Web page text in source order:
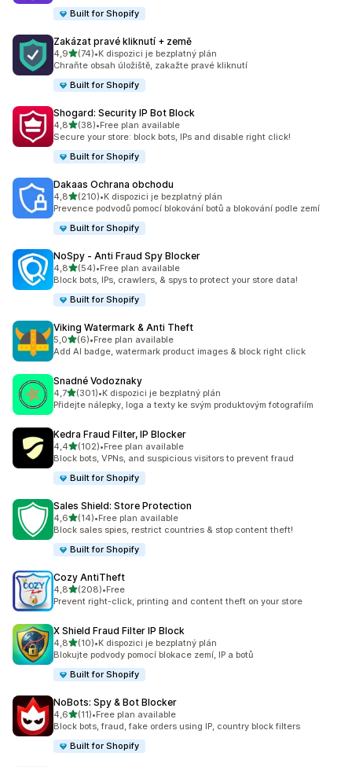
Built for Shopify
Zakázat pravé kliknutí + země
4,9z 5 hvězd
(74)
Celkový počet recenzí: 74
•K dispozici je bezplatný plán
Chraňte obsah úložiště, zakažte pravé kliknutí
Built for Shopify
Shogard: Security IP Bot Block
4,8z 5 hvězd
(38)
Celkový počet recenzí: 38
•Free plan available
Secure your store: block bots, IPs and disable right click!
Built for Shopify
Dakaas Ochrana obchodu
4,8z 5 hvězd
(210)
Celkový počet recenzí: 210
•K dispozici je bezplatný plán
Prevence podvodů pomocí blokování botů a blokování podle zemí
Built for Shopify
NoSpy ‑ Anti Fraud Spy Blocker
4,8z 5 hvězd
(54)
Celkový počet recenzí: 54
•Free plan available
Block bots, IPs, crawlers, & spys to protect your store data!
Built for Shopify
Viking Watermark & Anti Theft
5,0z 5 hvězd
(6)
Celkový počet recenzí: 6
•Free plan available
Add AI badge, watermark product images & block right click
Snadné Vodoznaky
4,7z 5 hvězd
(301)
Celkový počet recenzí: 301
•K dispozici je bezplatný plán
Přidejte nálepky, loga a texty ke svým produktovým fotografiím
Kedra Fraud Filter, IP Blocker
4,4z 5 hvězd
(102)
Celkový počet recenzí: 102
•Free plan available
Block bots, VPNs, and suspicious visitors to prevent fraud
Built for Shopify
Sales Shield: Store Protection
4,6z 5 hvězd
(14)
Celkový počet recenzí: 14
•Free plan available
Block sales spies, restrict countries & stop content theft!
Built for Shopify
Cozy AntiTheft
4,8z 5 hvězd
(208)
Celkový počet recenzí: 208
•Free
Prevent right-click, printing and content theft on your store
X Shield Fraud Filter IP Block
4,8z 5 hvězd
(10)
Celkový počet recenzí: 10
•K dispozici je bezplatný plán
Blokujte podvody pomocí blokace zemí, IP a botů
Built for Shopify
NoBots: Spy & Bot Blocker
4,6z 5 hvězd
(11)
Celkový počet recenzí: 11
•Free plan available
Block bots, fraud, fake orders using IP, country block filters
Built for Shopify